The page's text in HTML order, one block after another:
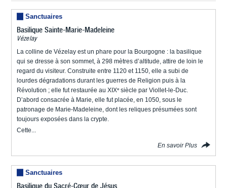
Sanctuaires
Basilique Sainte-Marie-Madeleine
Vézelay
La colline de Vézelay est un phare pour la Bourgogne : la basilique
qui se dresse à son sommet, à 298 mètres d’altitude, attire de loin le
regard du visiteur. Construite entre 1120 et 1150, elle a subi de
lourdes dégradations durant les guerres de Religion puis à la
Révolution ; elle fut restaurée au XIXe siècle par Viollet-le-Duc.
D’abord consacrée à Marie, elle fut placée, en 1050, sous le
patronage de Marie-Madeleine, dont les reliques présumées sont
toujours exposées dans la crypte.
Cette...
En savoir Plus
Sanctuaires
Basilique du Sacré-Cœur de Jésus